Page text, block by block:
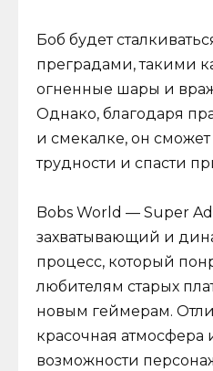
Боб будет
преградами, такими
огненные шары и
Однако, благодаря
и смекалке, он
трудности и спасти
Bobs World — Super
захватывающий и
процесс, который
любителям старых
новым геймерам.
красочная атмосфера
возможности